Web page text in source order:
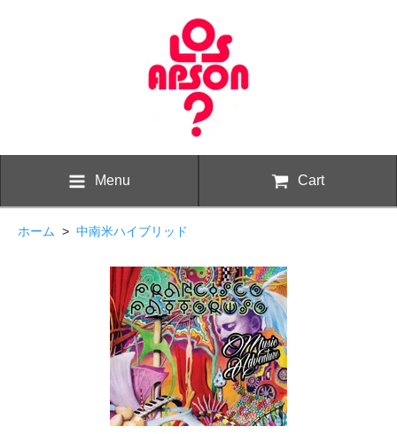
Menu Cart
ホーム > 中南米ハイブリッド